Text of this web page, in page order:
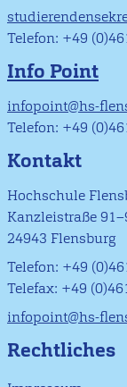
Telefon: +49
Info Point
infopoint@hs-
Telefon: +49
Kontakt
Hochschule
Kanzleistraße
24943 Flensburg
Telefon: +49
Telefax: +49
infopoint@hs-
Rechtliches